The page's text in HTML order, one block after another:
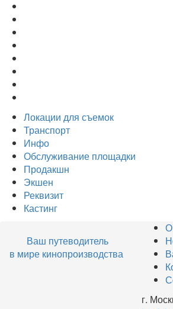
Локации для съемок
Транспорт
Инфо
Обслуживание площадки
Продакшн
Экшен
Реквизит
Кастинг
Ваш путеводитель
в мире кинопроизводства
О
г.